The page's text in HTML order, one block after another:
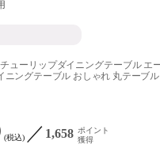
チューリップダイニングテーブル エ
ニングテーブル おしゃれ 丸テーブ
税込 1,658 ポイント
獲得